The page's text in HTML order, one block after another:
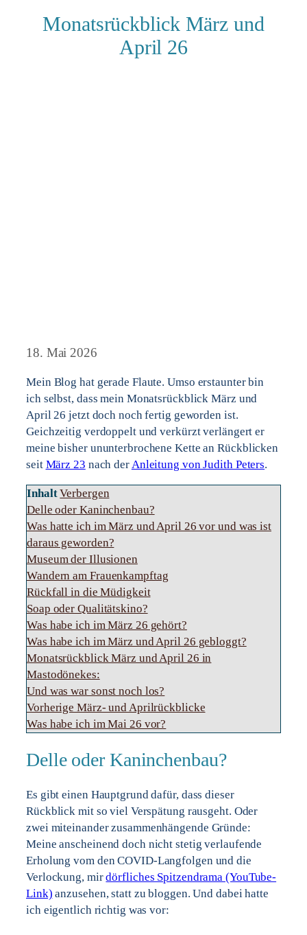
Monatsrückblick März und
April 26
18. Mai 2026
Mein Blog hat gerade Flaute. Umso erstaunter bin
ich selbst, dass mein Monatsrückblick März und
April 26 jetzt doch noch fertig geworden ist.
Geichzeitig verdoppelt und verkürzt verlängert er
meine bisher ununterbrochene Kette an Rückblicken
seit März 23 nach der Anleitung von Judith Peters.
Inhalt Verbergen
Delle oder Kaninchenbau?
Was hatte ich im März und April 26 vor und was ist
daraus geworden?
Museum der Illusionen
Wandern am Frauenkampftag
Rückfall in die Müdigkeit
Soap oder Qualitätskino?
Was habe ich im März 26 gehört?
Was habe ich im März und April 26 gebloggt?
Monatsrückblick März und April 26 in
Mastodönekes:
Und was war sonst noch los?
Vorherige März- und Aprilrückblicke
Was habe ich im Mai 26 vor?
Delle oder Kaninchenbau?
Es gibt einen Hauptgrund dafür, dass dieser
Rückblick mit so viel Verspätung rausgeht. Oder
zwei miteinander zusammenhängende Gründe:
Meine anscheinend doch nicht stetig verlaufende
Erholung vom den COVID-Langfolgen und die
Verlockung, mirdörfliches Spitzendrama (YouTube-
Link) anzusehen, statt zu bloggen. Und dabei hatte
ich eigentlich richtig was vor: